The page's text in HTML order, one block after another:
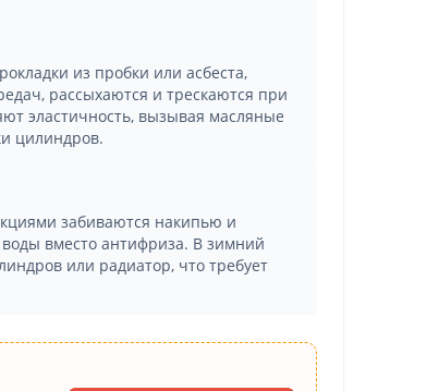
из пробки или асбеста,
рассыхаются и трескаются при
эластичность, вызывая масляные
цилиндров.
забиваются накипью и
вместо антифриза. В зимний
или радиатор, что требует